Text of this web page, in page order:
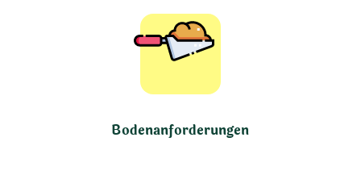
Bodenanforderungen